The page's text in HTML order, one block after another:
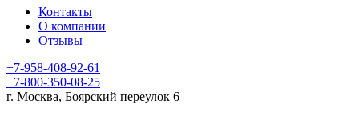
Контакты
О компании
Отзывы
+7-958-408-92-61
+7-800-350-08-25
г. Москва, Боярский переулок 6